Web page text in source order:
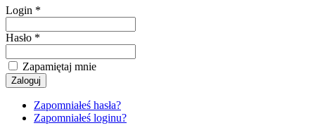
Login *
Hasło *
Zapamiętaj mnie
Zapomniałeś hasła?
Zapomniałeś loginu?